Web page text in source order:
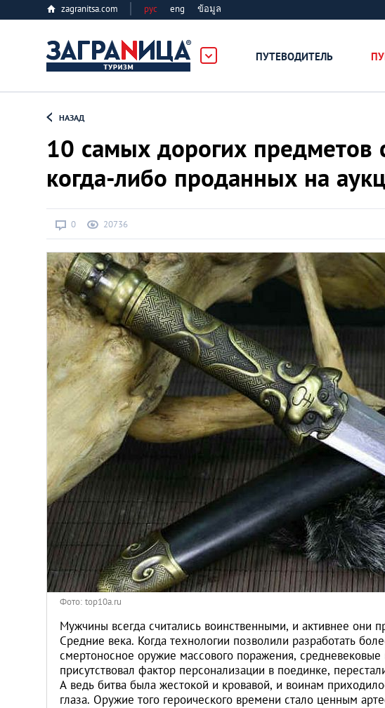
zagranitsa.com рус eng ข้อมูล
ПУТЕВОДИТЕЛЬ
Алматы
Афины
Киев
Лондон
Лос-Анджелес
Москва
Паттайя
Пхукет
Санкт-Петербург
НАЗАД
10 самых дорогих предметов
когда-либо проданных на
0 20736
Фото: top10a.ru
Мужчины всегда считались воинственными, и активнее они
Средние века. Когда технологии позволили разработать
смертоносное оружие массового поражения,
присутствовал фактор персонализации в поединке,
А ведь битва была жестокой и кровавой, и воинам
глаза. Оружие того героического времени стало ценным